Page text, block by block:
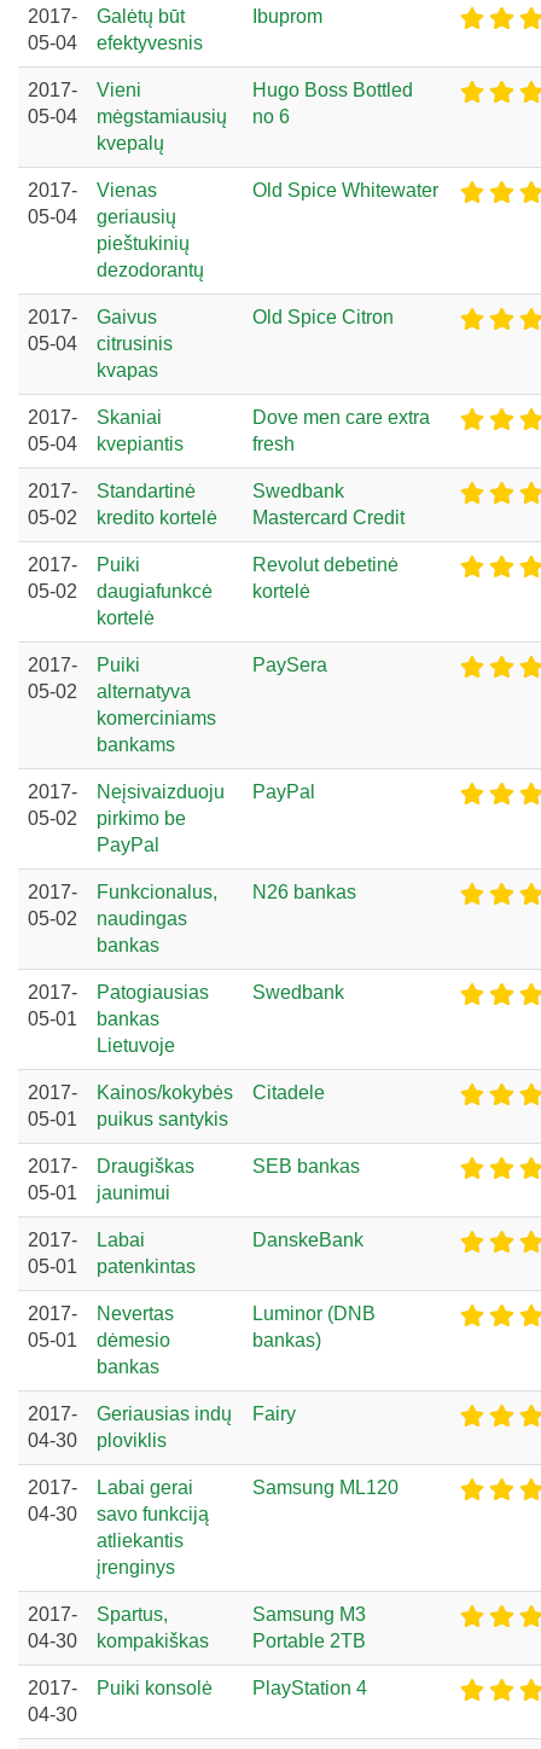
2017-
05-04
Galėtų būt
efektyvesnis
Ibuprom
2017-
05-04
Vieni
mėgstamiausių
kvepalų
Hugo Boss Bottled
no 6
2017-
05-04
Vienas
geriausių
pieštukinių
dezodorantų
Old Spice Whitewater
2017-
05-04
Gaivus
citrusinis
kvapas
Old Spice Citron
2017-
05-04
Skaniai
kvepiantis
Dove men care extra
fresh
2017-
05-02
Standartinė
kredito kortelė
Swedbank
Mastercard Credit
2017-
05-02
Puiki
daugiafunkcė
kortelė
Revolut debetinė
kortelė
2017-
05-02
Puiki
alternatyva
komerciniams
bankams
PaySera
2017-
05-02
Neįsivaizduoju
pirkimo be
PayPal
PayPal
2017-
05-02
Funkcionalus,
naudingas
bankas
N26 bankas
2017-
05-01
Patogiausias
bankas
Lietuvoje
Swedbank
2017-
05-01
Kainos/kokybės
puikus santykis
Citadele
2017-
05-01
Draugiškas
jaunimui
SEB bankas
2017-
05-01
Labai
patenkintas
DanskeBank
2017-
05-01
Nevertas
dėmesio
bankas
Luminor (DNB
bankas)
2017-
04-30
Geriausias indų
ploviklis
Fairy
2017-
04-30
Labai gerai
savo funkciją
atliekantis
įrenginys
Samsung ML120
2017-
04-30
Spartus,
kompakiškas
Samsung M3
Portable 2TB
2017-
04-30
Puiki konsolė PlayStation 4